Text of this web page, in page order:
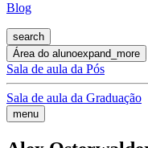
Blog
search
Área do alunoexpand_more
Sala de aula da Pós
Sala de aula da Graduação
menu